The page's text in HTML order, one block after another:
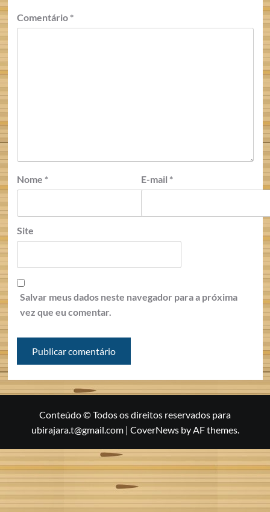
Comentário *
Nome * E-mail *
Site
Salvar meus dados neste navegador para a próxima
vez que eu comentar.
Conteúdo © Todos os direitos reservados para
ubirajara.t@gmail.com | CoverNewsby AF themes.